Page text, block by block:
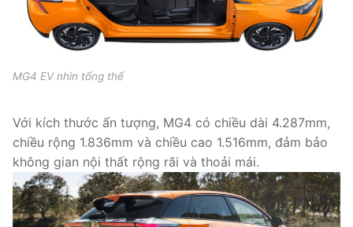
MG4 EV nhìn tổng thể
Với kích thước ấn tượng, MG4 có chiều dài 4.287mm,
chiều rộng 1.836mm và chiều cao 1.516mm, đảm bảo
không gian nội thất rộng rãi và thoải mái.